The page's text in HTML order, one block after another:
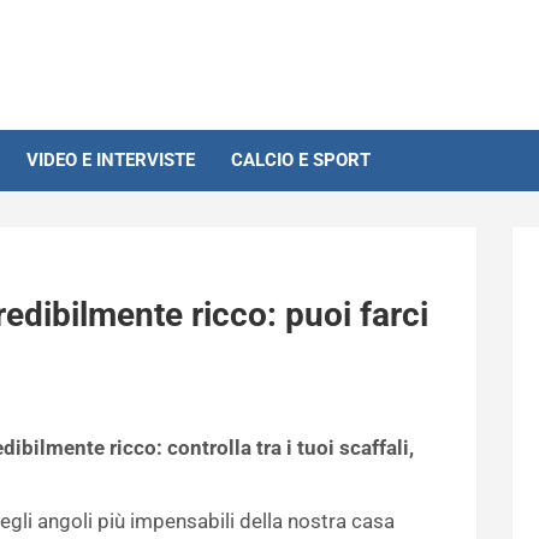
VIDEO E INTERVISTE CALCIO E SPORT
ricco: puoi farci
ricco: controlla tra i tuoi scaffali,
angoli più impensabili della nostra casa